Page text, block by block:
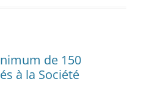
de 150
à la Société